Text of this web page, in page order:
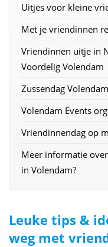
Uitjes voor kleine
Met je vriendinnen
Vriendinnen uitje in
Voordelig Volendam
Zussendag Volendam
Volendam Events
Vriendinnendag op
Meer informatie
in Volendam?
Leuke tips &
weg met